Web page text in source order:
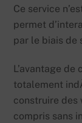
Ce service
permet
par le biais de
L’avantage de
totalement
construire des
compris sans